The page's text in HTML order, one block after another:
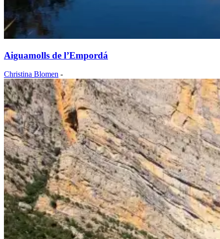
Aiguamolls de l’Empordá
Christina Blomen -